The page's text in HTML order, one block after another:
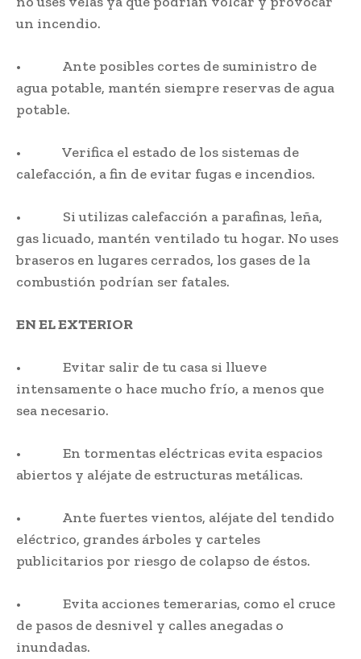
un incendio.
• Ante posibles cortes de suministro de
agua potable, mantén siempre reservas de agua
potable.
• Verifica el estado de los sistemas de
calefacción, a fin de evitar fugas e incendios.
• Si utilizas calefacción a parafinas, leña,
gas licuado, mantén ventilado tu hogar. No uses
braseros en lugares cerrados, los gases de la
combustión podrían ser fatales.
EN EL EXTERIOR
• Evitar salir de tu casa si llueve
intensamente o hace mucho frío, a menos que
sea necesario.
• En tormentas eléctricas evita espacios
abiertos y aléjate de estructuras metálicas.
• Ante fuertes vientos, aléjate del tendido
eléctrico, grandes árboles y carteles
publicitarios por riesgo de colapso de éstos.
• Evita acciones temerarias, como el cruce
de pasos de desnivel y calles anegadas o
inundadas.